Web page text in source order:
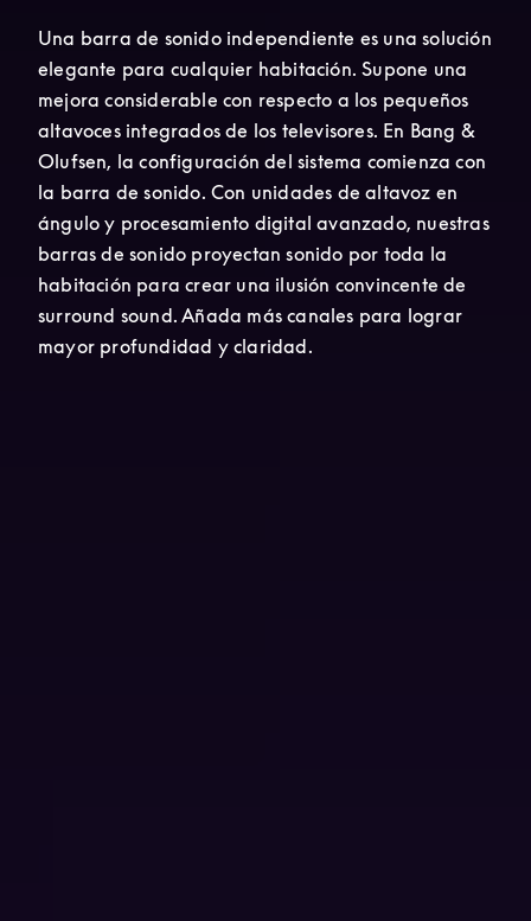
Una barra de sonido independiente es una solución
elegante para cualquier habitación. Supone una
mejora considerable con respecto a los pequeños
altavoces integrados de los televisores. En Bang &
Olufsen, la configuración del sistema comienza con
la barra de sonido. Con unidades de altavoz en
ángulo y procesamiento digital avanzado, nuestras
barras de sonido proyectan sonido por toda la
habitación para crear una ilusión convincente de
surround sound. Añada más canales para lograr
mayor profundidad y claridad.